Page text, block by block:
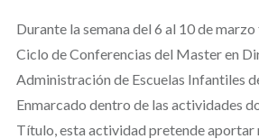
Durante la semana del 6 al 10 de
Ciclo de Conferencias del Master en
Administración de Escuelas Infantiles
Enmarcado dentro de las actividades
Título, esta actividad pretende aportar